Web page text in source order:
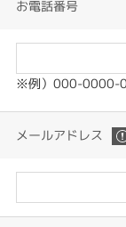
お電話番号
※例）000-0000-
メールアドレス